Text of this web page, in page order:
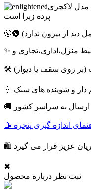
مدل لاکچری
پرده زبرا است
دید از بیرون ندارد)
(بر روی سقف یا دیوار)
دار و شوینده های سبک
اندازه گیری پنجره
✖
ثبت نظر درباره محصول